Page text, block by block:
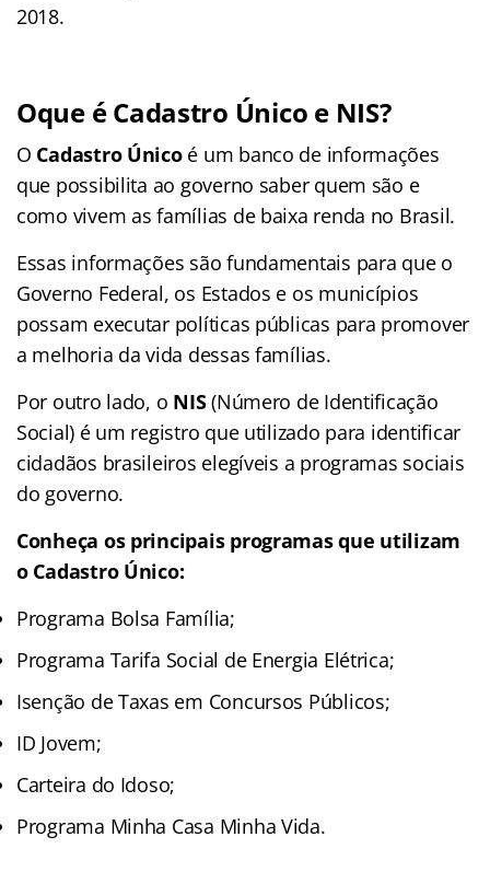
2018.
Oque é Cadastro Único e NIS?
O Cadastro Únicoé um banco de informações
que possibilita ao governo saber quem são e
como vivem as famílias de baixa renda no Brasil.
Essas informações são fundamentais para que o
Governo Federal, os Estados e os municípios
possam executar políticas públicas para promover
a melhoria da vida dessas famílias.
Por outro lado, o NIS(Número de Identificação
Social) é um registro que utilizado para identificar
cidadãos brasileiros elegíveis a programas sociais
do governo.
Conheça os principais programas que utilizam
o Cadastro Único:
Programa Bolsa Família;
Programa Tarifa Social de Energia Elétrica;
Isenção de Taxas em Concursos Públicos;
ID Jovem;
Carteira do Idoso;
Programa Minha Casa Minha Vida.